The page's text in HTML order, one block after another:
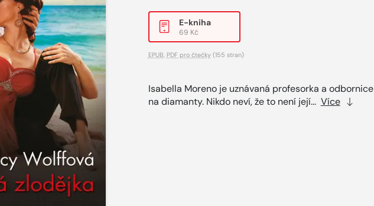
E-kniha
69 Kč
EPUB PDF pro čtečky(155 stran)
Isabella Moreno je uznávaná profesorka a odbornice
na diamanty. Nikdo neví, že to není její... Více